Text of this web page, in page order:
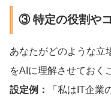
③ 特定の役割や
あなたがどのような立
をAIに理解させておく
設定例：
「私はIT企業